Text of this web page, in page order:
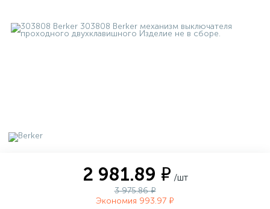
2 981.89 ₽ /шт
3 975.86 ₽
Экономия 993.97 ₽